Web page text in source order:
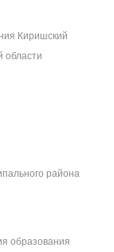
Киришский
области
района
образования